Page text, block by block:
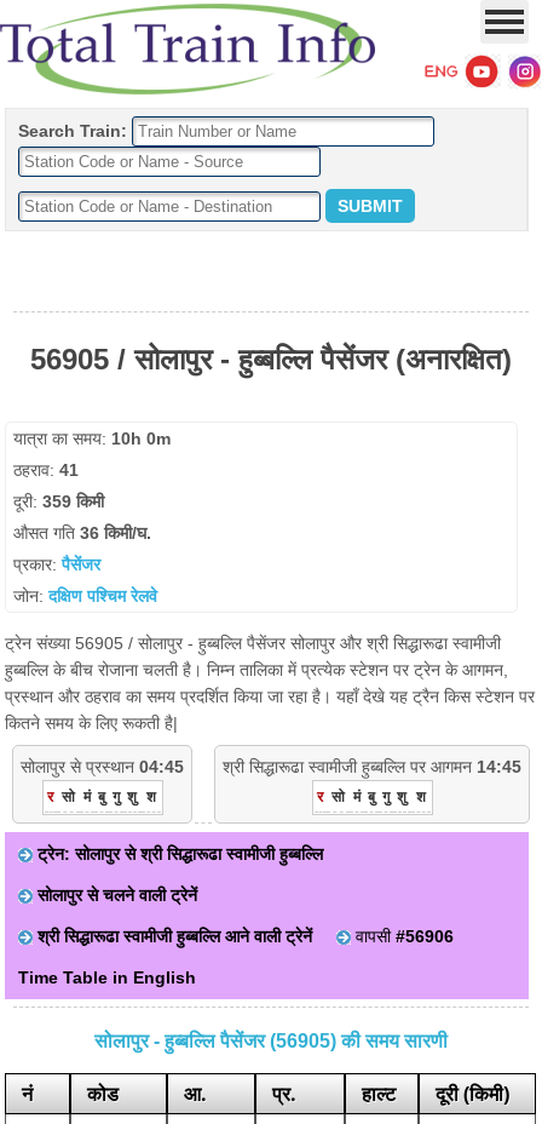
Search Train:
56905 / सोलापुर - हुब्बल्लि पैसेंजर (अनारक्षित)
यात्रा का समय: 10h 0m
ठहराव:41
दूरी:359 किमी
औसत गति36 किमी/घ.
प्रकार:पैसेंजर
जोन:दक्षिण पश्चिम रेलवे
ट्रेन संख्या 56905 / सोलापुर - हुब्बल्लि पैसेंजर सोलापुर और श्री सिद्धारूढा स्वामीजी
हुब्बल्लि के बीच रोजाना चलती है। निम्न तालिका में प्रत्येक स्टेशन पर ट्रेन के आगमन,
प्रस्थान और ठहराव का समय प्रदर्शित किया जा रहा है। यहाँ देखे यह ट्रैन किस स्टेशन पर
कितने समय के लिए रूकती है|
सोलापुर से प्रस्थान 04:45
र सो मं बु गु शु श
श्री सिद्धारूढा स्वामीजी हुब्बल्लि पर आगमन 14:45
र सो मं बु गु शु श
ट्रेन: सोलापुर से श्री सिद्धारूढा स्वामीजी हुब्बल्लि
सोलापुर से चलने वाली ट्रेनें
श्री सिद्धारूढा स्वामीजी हुब्बल्लि आने वाली ट्रेनें वापसी#56906
Time Table in English
सोलापुर - हुब्बल्लि पैसेंजर (56905) की समय सारणी
नं कोड आ. प्र. हाल्ट
दूरी (किमी)